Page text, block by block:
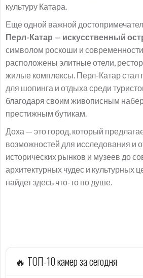
культуру Катара.
Еще одной важной
Перл-Катар — искусственный
символом роскоши и
расположены элитные отели,
жилые комплексы. Перл-Катар
для шопинга и отдыха среди
благодаря своим живописным
престижным бутикам.
Доха — это город, который
возможностей для исследования и
исторических рынков и музеев до
архитектурных чудес и культурных
найдет здесь что-то по душе.
🔥 ТОП-10 камер за сегодня